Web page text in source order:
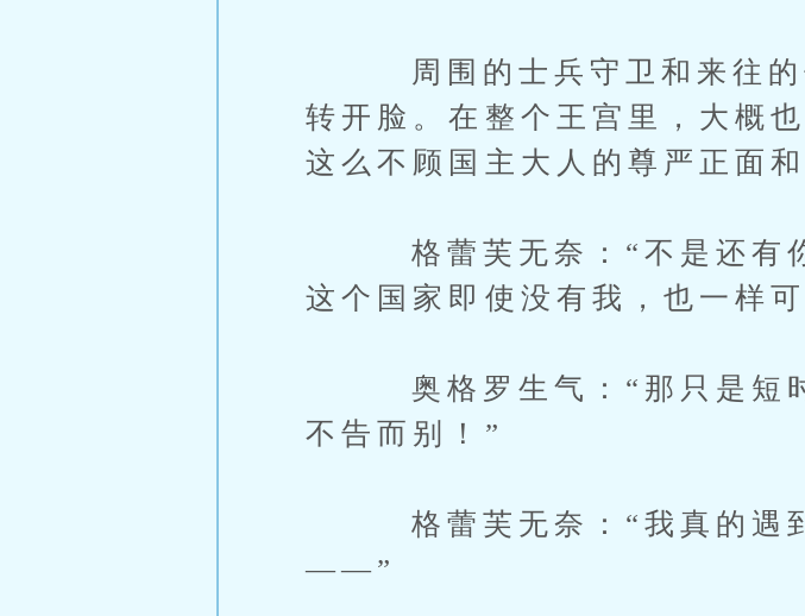
周围的士兵守卫和来往的
转开脸。在整个王宫里，大概
这么不顾国主大人的尊严正面和
格蕾芙无奈：“不是还有你
这个国家即使没有我，也一样
奥格罗生气：“那只是短时
不告而别！”
格蕾芙无奈：“我真的遇到
——”